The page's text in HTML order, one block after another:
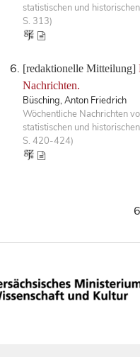
statistischen und
S. 313)
[redaktionelle Mitteilung]
Nachrichten.
Büsching, Anton Friedrich
Wöchentliche Nachrichten
statistischen und
S. 420-424)